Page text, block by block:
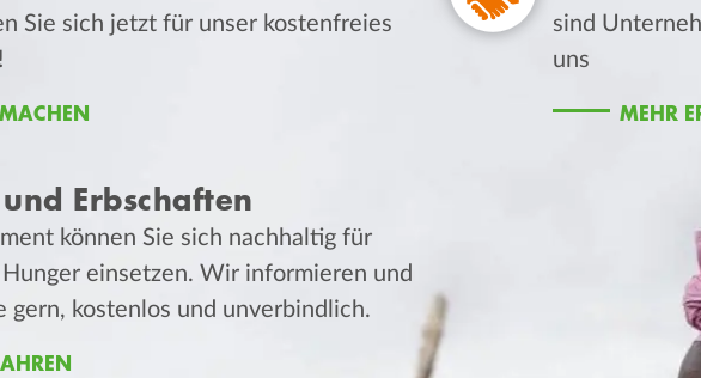
Sie sich jetzt für unser kostenfreies
sind
uns
MEHR
Erbschaften
können Sie sich nachhaltig für
einsetzen. Wir informieren und
gern, kostenlos und unverbindlich.